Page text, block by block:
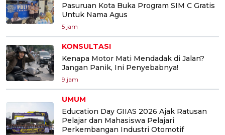
Pasuruan Kota Buka Program SIM C Gratis
Untuk Nama Agus
5 jam
KONSULTASI
Kenapa Motor Mati Mendadak di Jalan?
Jangan Panik, Ini Penyebabnya!
9 jam
UMUM
Education Day GIIAS 2026 Ajak Ratusan
Pelajar dan Mahasiswa Pelajari
Perkembangan Industri Otomotif